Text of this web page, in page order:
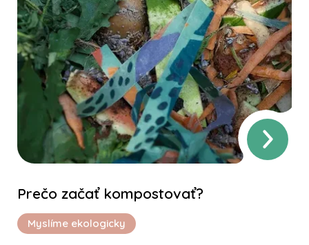
Prečo začať kompostovať?
Myslíme ekologicky